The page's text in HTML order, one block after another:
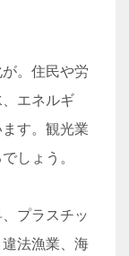
。住民や労
エネルギ
す。観光業
しょう。
プラスチッ
法漁業、海